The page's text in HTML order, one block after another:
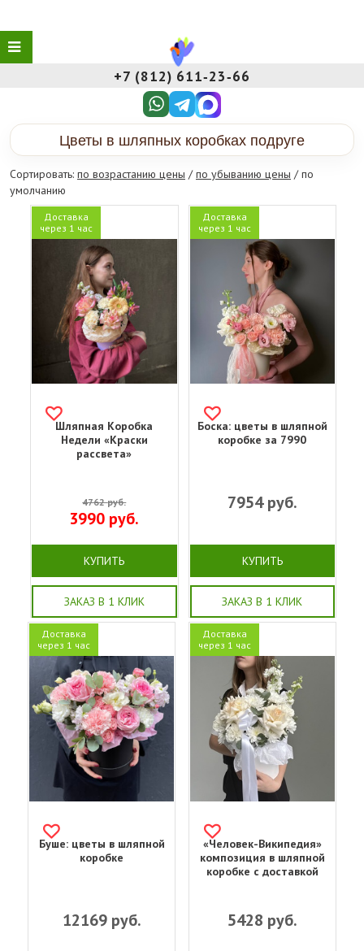
+7 (812) 611‑23‑66
Цветы в шляпных коробках подруге
Сортировать: по возрастанию цены /по убыванию цены / по
умолчанию
Доставка
через 1 час
Шляпная Коробка
Недели «Краски
рассвета»
4762руб.
3990 руб.
КУПИТЬ
ЗАКАЗ В 1 КЛИК
Доставка
через 1 час
Боска: цветы в шляпной
коробке за 7990
7954руб.
КУПИТЬ
ЗАКАЗ В 1 КЛИК
Доставка
через 1 час
Буше: цветы в шляпной
коробке
12169руб.
Доставка
через 1 час
«Человек-Википедия»
композиция в шляпной
коробке с доставкой
5428 руб.